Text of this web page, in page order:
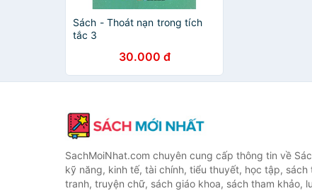
Sách - Thoát nạn trong tích
tắc 3
30.000 đ
SachMoiNhat.com chuyên cung cấp thông tin về
kỹ năng, kinh tế, tài chính, tiểu thuyết, học tập, sách
tranh, truyện chữ, sách giáo khoa, sách tham khảo,